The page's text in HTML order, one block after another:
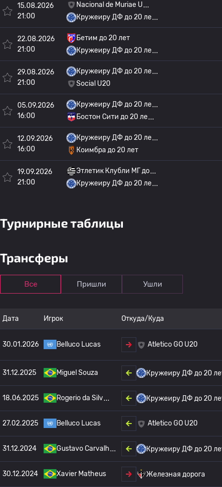
15.08.2026
21:00
Nacional de Muriae U
Кружеиру ДФ до 20 ле
22.08.2026
21:00
Бетим до 20 лет
Кружеиру ДФ до 20 ле
29.08.2026
21:00
Кружеиру ДФ до 20 ле
Social U20
05.09.2026
16:00
Кружеиру ДФ до 20 ле
Бостон Сити до 20 ле
12.09.2026
16:00
Кружеиру ДФ до 20 ле
Коимбра до 20 лет
19.09.2026
21:00
Этлетик Клубли МГ до
Кружеиру ДФ до 20 ле
Турнирные таблицы
Трансферы
Все Пришли Ушли
Дата Игрок Откуда/Куда
30.01.2026 Belluco Lucas Atletico GO U20
31.12.2025 Miguel Souza Кружеиру ДФ до 20
18.06.2025 Rogerio da Silv Кружеиру ДФ до 20
27.02.2025 Belluco Lucas Atletico GO U20
31.12.2024 Gustavo Carvalh Кружеиру ДФ до 20
30.12.2024 Xavier Matheus Железная дорога